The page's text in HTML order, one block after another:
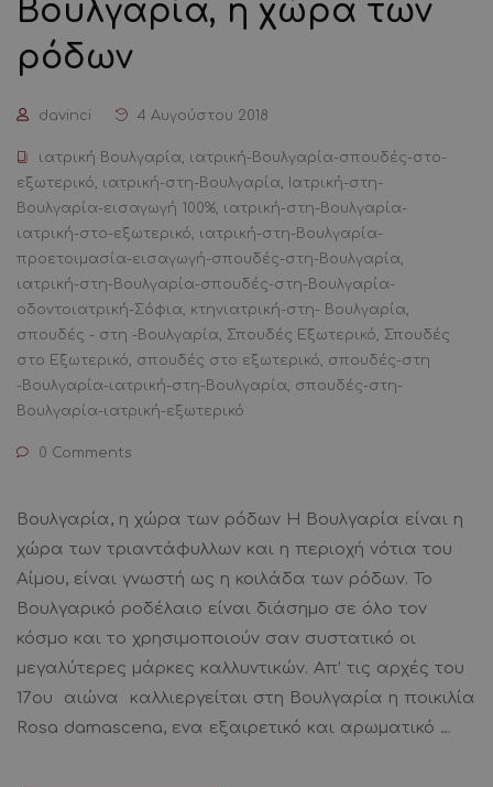
Βουλγαρία, η χώρα των
ρόδων
davinci 4 Αυγούστου 2018
ιατρική Βουλγαρία, ιατρική-Βουλγαρία-σπουδές-στο-
εξωτερικό, ιατρική-στη-Βουλγαρία,
Ιατρική-στη-
Βουλγαρία-εισαγωγή 100%, ιατρική-στη-Βουλγαρία-
ιατρική-στο-εξωτερικό, ιατρική-στη-Βουλγαρία-
προετοιμασία-εισαγωγή-σπουδές-στη-Βουλγαρία,
ιατρική-στη-Βουλγαρία-σπουδές-στη-Βουλγαρία-
οδοντοιατρική-Σόφια, κτηνιατρική-στη- Βουλγαρία,
σπουδές - στη -Βουλγαρία, Σπουδές Εξωτερικό, Σπουδές
στο Εξωτερικό, σπουδές στο εξωτερικό, σπουδές-στη
-Βουλγαρία-ιατρική-στη-Βουλγαρία, σπουδές-στη-
Βουλγαρία-ιατρική-εξωτερικό
0 Comments
Βουλγαρία, η χώρα των ρόδων Η Βουλγαρία είναι η
χώρα των τριαντάφυλλων και η περιοχή νότια του
Αίμου, είναι γνωστή ως η κοιλάδα των ρόδων. Το
Βουλγαρικό ροδέλαιο είναι διάσημο σε όλο τον
κόσμο και το χρησιμοποιούν σαν συστατικό οι
μεγαλύτερες μάρκες καλλυντικών. Απ’ τις αρχές του
17ου αιώνα καλλιεργείται στη Βουλγαρία η ποικιλία
Rosa damascena, ενα εξαιρετικό και αρωματικό …